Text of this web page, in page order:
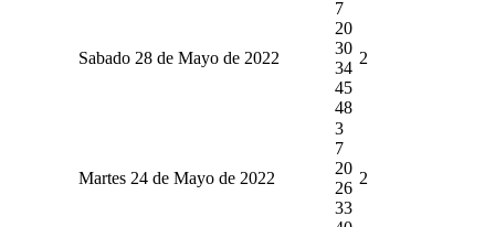
Sabado 28 de Mayo de 2022
7
20
30
34
45
48
2
Martes 24 de Mayo de 2022
3
7
20
26
33
2